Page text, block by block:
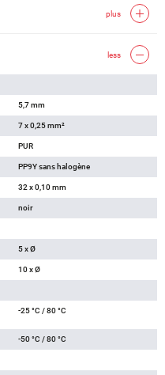
plus
less
5,7 mm
7 x 0,25 mm²
PUR
PP9Y sans halogène
32 x 0,10 mm
noir
5 x Ø
10 x Ø
-25 °C / 80 °C
-50 °C / 80 °C